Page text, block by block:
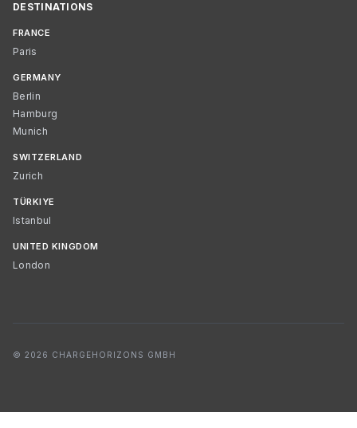
DESTINATIONS
FRANCE
Paris
GERMANY
Berlin
Hamburg
Munich
SWITZERLAND
Zurich
TÜRKIYE
Istanbul
UNITED KINGDOM
London
© 2026 CHARGEHORIZONS GMBH